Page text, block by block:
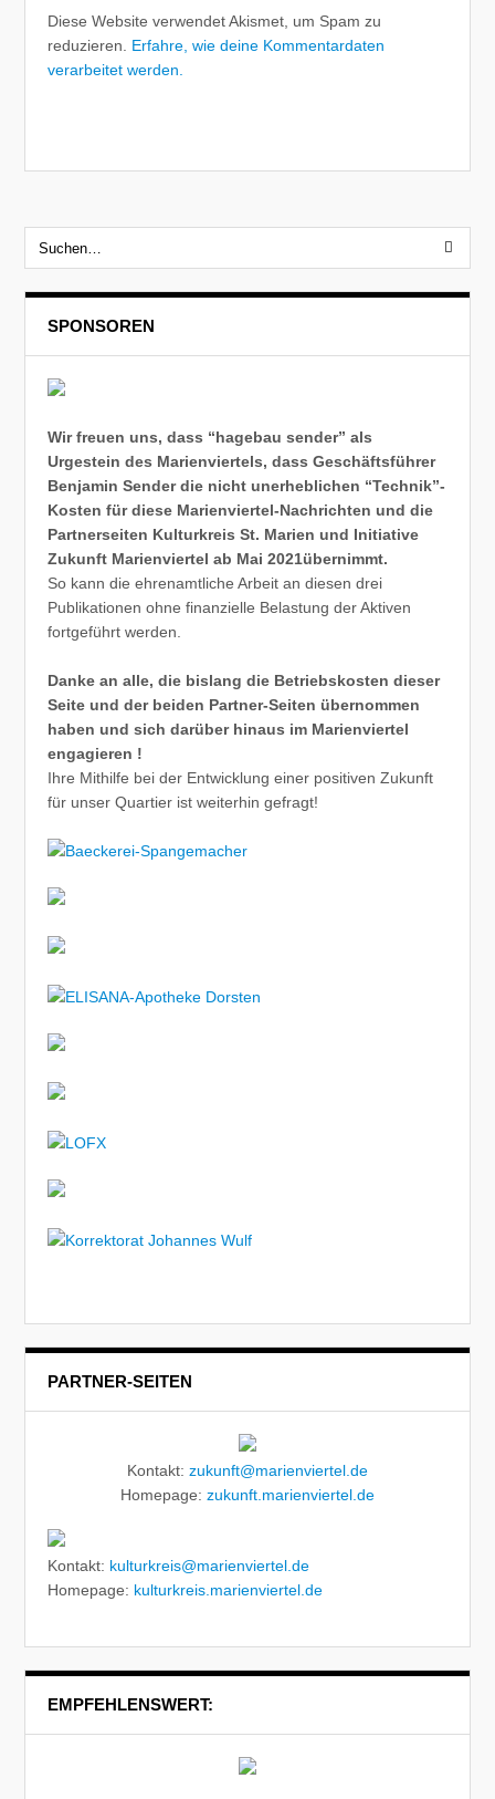
Diese Website verwendet Akismet, um Spam zu
reduzieren. Erfahre, wie deine Kommentardaten
verarbeitet werden.
SPONSOREN
Wir freuen uns, dass “hagebau sender” als
Urgestein des Marienviertels, dass Geschäftsführer
Benjamin Sender die nicht unerheblichen “Technik”-
Kosten für diese Marienviertel-Nachrichten und die
Partnerseiten Kulturkreis St. Marien und Initiative
Zukunft Marienviertel ab Mai 2021übernimmt.
So kann die ehrenamtliche Arbeit an diesen drei
Publikationen ohne finanzielle Belastung der Aktiven
fortgeführt werden.
Danke an alle, die bislang die Betriebskosten dieser
Seite und der beiden Partner-Seiten übernommen
haben und sich darüber hinaus im Marienviertel
engagieren !
Ihre Mithilfe bei der Entwicklung einer positiven Zukunft
für unser Quartier ist weiterhin gefragt!
PARTNER-SEITEN
Kontakt: zukunft@marienviertel.de
Homepage: zukunft.marienviertel.de
Kontakt: kulturkreis@marienviertel.de
Homepage: kulturkreis.marienviertel.de
EMPFEHLENSWERT: